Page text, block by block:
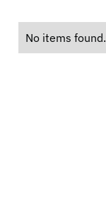
No items found.